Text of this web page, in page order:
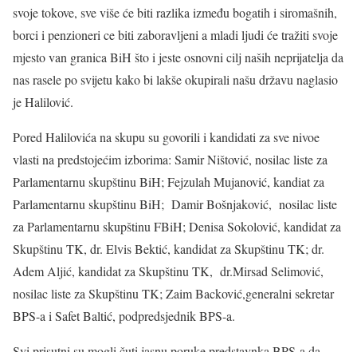
svoje tokove, sve više će biti razlika između bogatih i siromašnih,
borci i penzioneri ce biti zaboravljeni a mladi ljudi će tražiti svoje
mjesto van granica BiH što i jeste osnovni cilj naših neprijatelja da
nas rasele po svijetu kako bi lakše okupirali našu državu naglasio
je Halilović.
Pored Halilovića na skupu su govorili i kandidati za sve nivoe
vlasti na predstojećim izborima: Samir Ništović, nosilac liste za
Parlamentarnu skupštinu BiH; Fejzulah Mujanović, kandiat za
Parlamentarnu skupštinu BiH; Damir Bošnjaković, nosilac liste
za Parlamentarnu skupštinu FBiH; Denisa Sokolović, kandidat za
Skupštinu TK, dr. Elvis Bektić, kandidat za Skupštinu TK; dr.
Adem Aljić, kandidat za Skupštinu TK, dr.Mirsad Selimović,
nosilac liste za Skupštinu TK; Zaim Backović,generalni sekretar
BPS-a i Safet Baltić, podpredsjednik BPS-a.